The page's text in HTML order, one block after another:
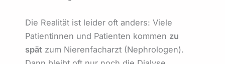
Die Realität ist leider oft anders: Viele
Patientinnen und Patienten kommen zu
spät zum Nierenfacharzt (Nephrologen).